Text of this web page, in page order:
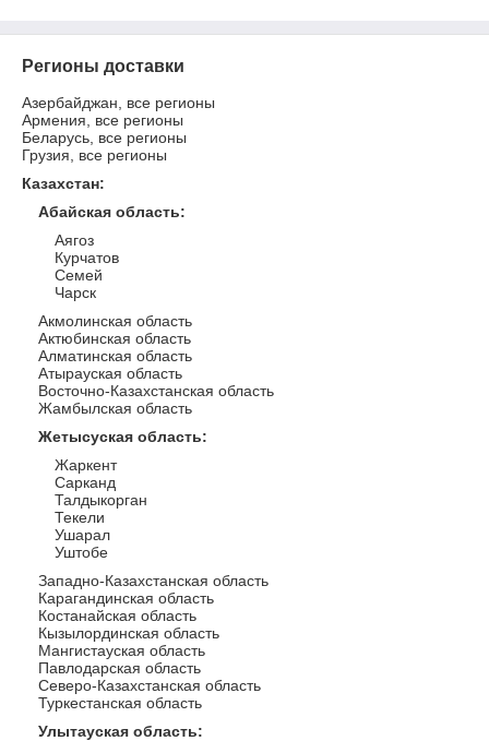
Регионы доставки
Азербайджан, все регионы
Армения, все регионы
Беларусь, все регионы
Грузия, все регионы
Казахстан:
Абайская область:
Аягоз
Курчатов
Семей
Чарск
Акмолинская область
Актюбинская область
Алматинская область
Атырауская область
Восточно-Казахстанская область
Жамбылская область
Жетысуская область:
Жаркент
Сарканд
Талдыкорган
Текели
Ушарал
Уштобе
Западно-Казахстанская область
Карагандинская область
Костанайская область
Кызылординская область
Мангистауская область
Павлодарская область
Северо-Казахстанская область
Туркестанская область
Улытауская область: